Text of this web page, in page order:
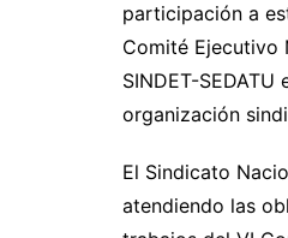
participación a
Comité Ejecutivo
SINDET-
organización
El Sindicato
atendiendo las